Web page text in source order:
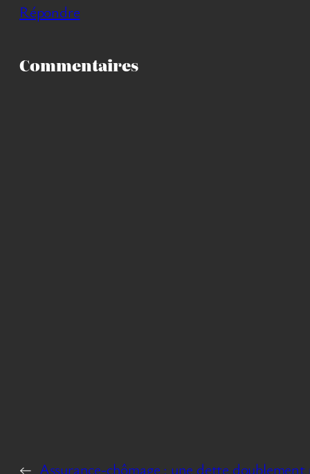
Répondre
Commentaires
← Assurance-chômage : une dette